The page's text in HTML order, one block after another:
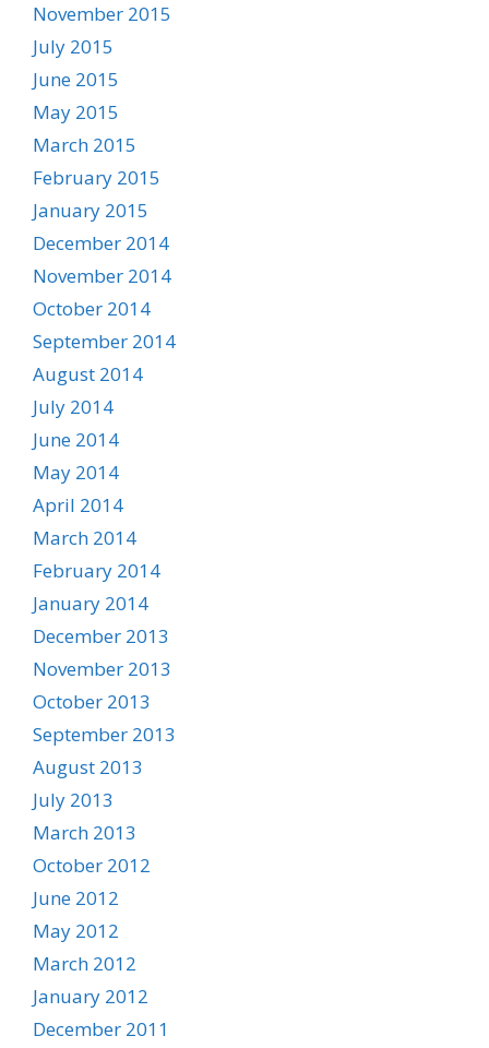
November 2015
July 2015
June 2015
May 2015
March 2015
February 2015
January 2015
December 2014
November 2014
October 2014
September 2014
August 2014
July 2014
June 2014
May 2014
April 2014
March 2014
February 2014
January 2014
December 2013
November 2013
October 2013
September 2013
August 2013
July 2013
March 2013
October 2012
June 2012
May 2012
March 2012
January 2012
December 2011